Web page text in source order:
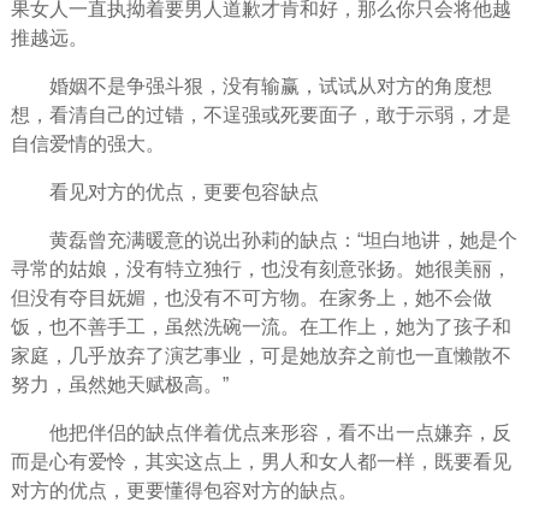
果女人一直执拗着要男人道歉才肯和好，那么你只会将他越
推越远。
婚姻不是争强斗狠，没有输赢，试试从对方的角度想
想，看清自己的过错，不逞强或死要面子，敢于示弱，才是
自信爱情的强大。
看见对方的优点，更要包容缺点
黄磊曾充满暖意的说出孙莉的缺点：“坦白地讲，她是个
寻常的姑娘，没有特立独行，也没有刻意张扬。她很美丽，
但没有夺目妩媚，也没有不可方物。在家务上，她不会做
饭，也不善手工，虽然洗碗一流。在工作上，她为了孩子和
家庭，几乎放弃了演艺事业，可是她放弃之前也一直懒散不
努力，虽然她天赋极高。”
他把伴侣的缺点伴着优点来形容，看不出一点嫌弃，反
而是心有爱怜，其实这点上，男人和女人都一样，既要看见
对方的优点，更要懂得包容对方的缺点。